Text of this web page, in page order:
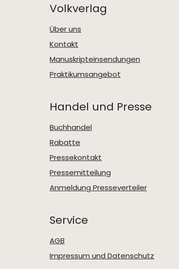
Volkverlag
Über uns
Kontakt
Manuskripteinsendungen
Praktikumsangebot
Handel und Presse
Buchhandel
Rabatte
Pressekontakt
Pressemitteilung
Anmeldung Presseverteiler
Service
AGB
Impressum und Datenschutz